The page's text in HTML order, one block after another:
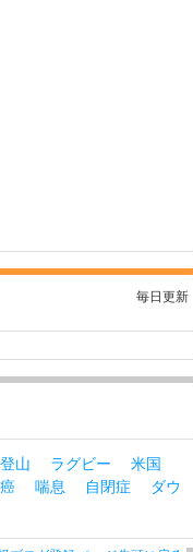
毎日更新
登山 ラグビー
米国
癌 喘息 自閉症
ダウ